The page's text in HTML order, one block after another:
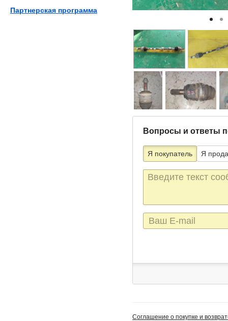
Вопросы и ответы
Я покупатель Я
Текст
сообщения
E-
mail
Партнерская программа
Соглашение о покупке и